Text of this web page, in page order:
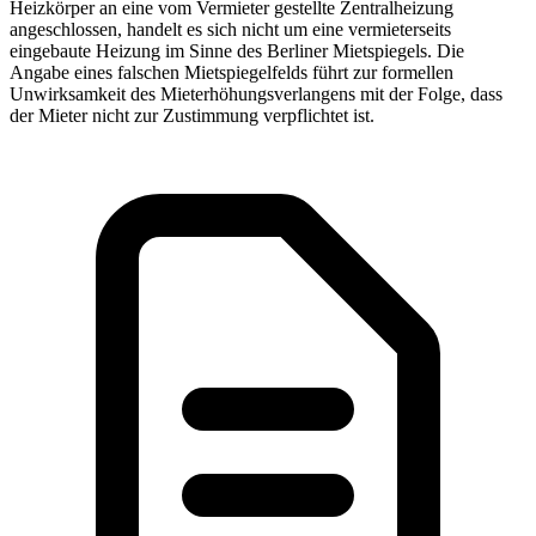
Heizkörper an eine vom Vermieter gestellte Zentralheizung
angeschlossen, handelt es sich nicht um eine vermieterseits
eingebaute Heizung im Sinne des Berliner Mietspiegels. Die
Angabe eines falschen Mietspiegelfelds führt zur formellen
Unwirksamkeit des Mieterhöhungsverlangens mit der Folge, dass
der Mieter nicht zur Zustimmung verpflichtet ist.